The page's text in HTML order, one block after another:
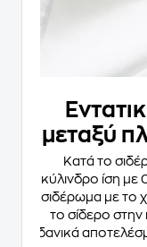
μεταξύ
Κατά το
κύλινδρο ίση με
σιδέρωμα με το
το σίδερο στην
ιδανικά